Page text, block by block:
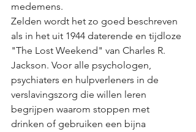
medemens.
Zelden wordt het zo goed beschreven
als in het uit 1944 daterende en tijdloze
"The Lost Weekend" van Charles R.
Jackson. Voor alle psychologen,
psychiaters en hulpverleners in de
verslavingszorg die willen leren
begrijpen waarom stoppen met
drinken of gebruiken een bijna